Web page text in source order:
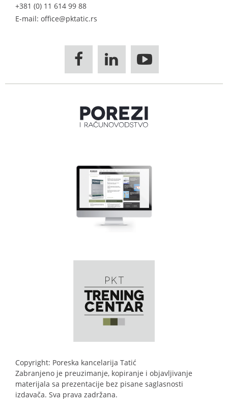
+381 (0) 11 614 99 88
E-mail: office@pktatic.rs
  
Copyright: Poreska kancelarija Tatić
Zabranjeno je preuzimanje, kopiranje i objavljivanje
materijala sa prezentacije bez pisane saglasnosti
izdavača. Sva prava zadržana.